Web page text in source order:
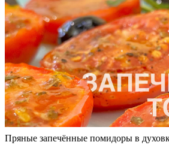
Пряные запечённые помидоры в